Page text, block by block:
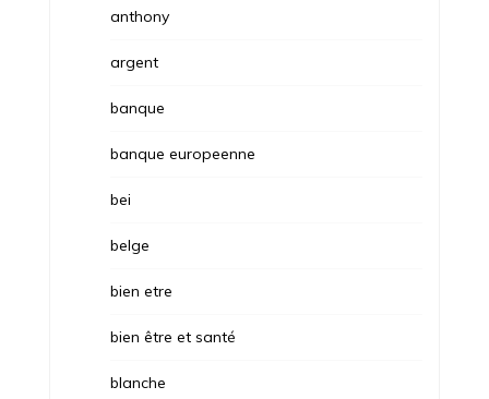
anthony
argent
banque
banque europeenne
bei
belge
bien etre
bien être et santé
blanche